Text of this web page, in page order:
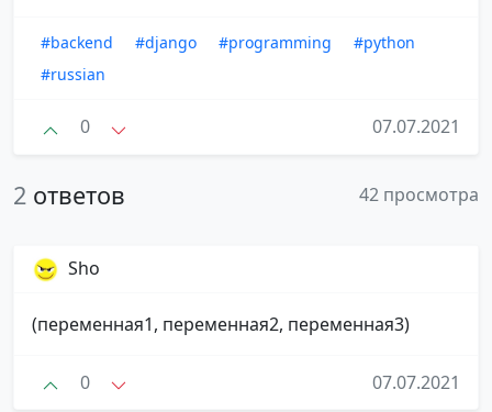
#backend #django #programming
#python
#russian
0 07.07.2021
2 ответов 42 просмотра
Sho
(переменная1, переменная2, переменная3)
0 07.07.2021